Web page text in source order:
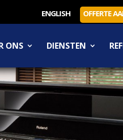
ENGLISH OFFERTE
ONS DIENSTEN